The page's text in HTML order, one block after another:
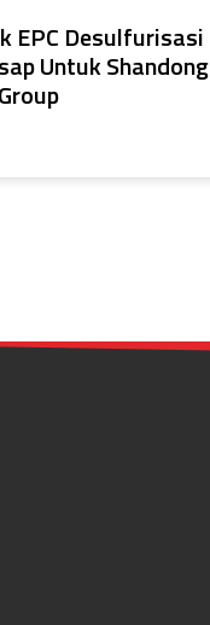
EPC Desulfurisasi
Untuk Shandong